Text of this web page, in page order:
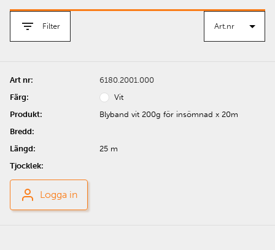
Filter
6180.2001.000
Vit
Blyband vit 200g för insömnad x 20m
25 m
Logga in